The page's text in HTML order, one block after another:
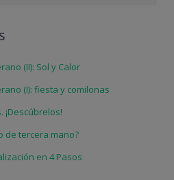
(II): Sol y Calor
(I): fiesta y comilonas
¡Descúbrelos!
de tercera mano?
en 4 Pasos